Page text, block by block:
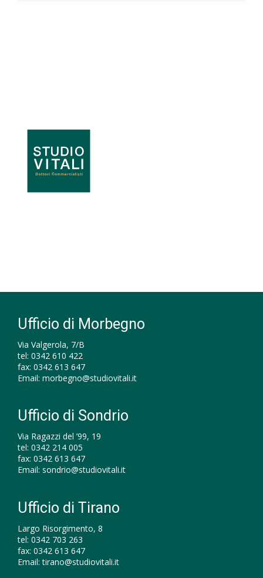
Ufficio di Morbegno
Via Valgerola, 7/B
tel: 0342 610 422
fax: 0342 613 647
Email: morbegno@studiovitali.it
Ufficio di Sondrio
Via Ragazzi del ’99, 19
tel: 0342 214 005
fax: 0342 613 647
Email: sondrio@studiovitali.it
Ufficio di Tirano
Largo Risorgimento, 8
tel: 0342 703 263
fax: 0342 613 647
Email:tirano@studiovitali.it